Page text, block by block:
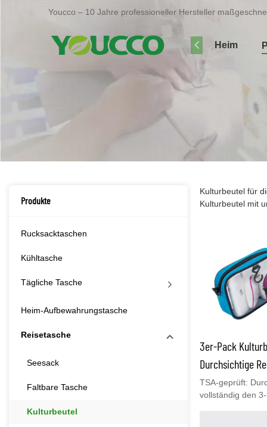
Youcco – 10 Jahre professioneller Hersteller
Heim
Produkte
Rucksacktaschen
Kühltasche
Tägliche Tasche
Heim-Aufbewahrungstasche
Reisetasche
Seesack
Faltbare Tasche
Kulturbeutel
Kulturbeutel für
Kulturbeutel mit
3er-Pack
Durchsichtige
Tasche Quart-
Tasche DS81102
TSA-geprüft:
vollständig den